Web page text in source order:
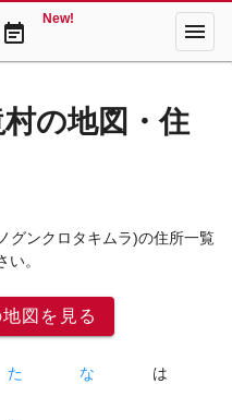
event_note
New! menu
の地図・住
グンクロタキムラ)の住所一覧
。
図を見る
た な は